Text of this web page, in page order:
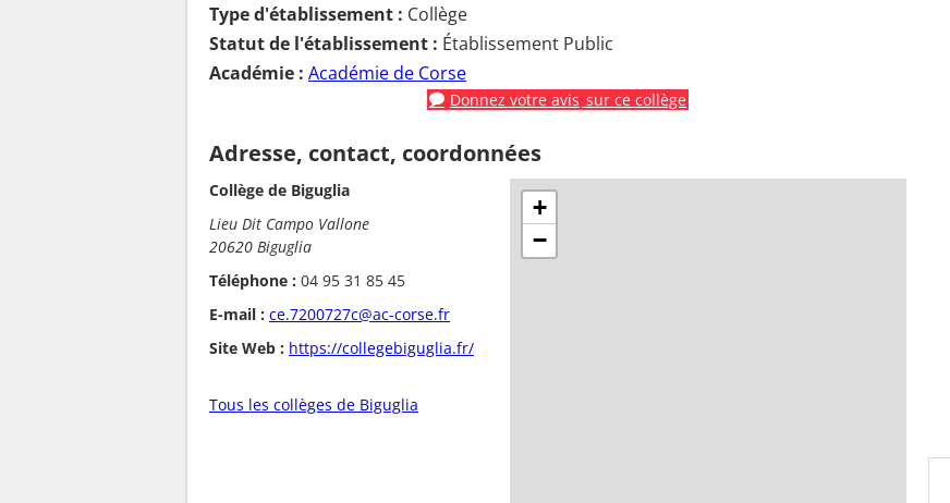
Type d'établissement : Collège
Statut de l'établissement : Établissement Public
Académie : Académie de Corse
Donnez votre avis sur ce collège
Adresse, contact, coordonnées
Collège de Biguglia
Lieu Dit Campo Vallone
20620 Biguglia
Téléphone : 04 95 31 85 45
E-mail : ce.7200727c@ac-corse.fr
Site Web : https://collegebiguglia.fr/
Tous les collèges de Biguglia
+
−